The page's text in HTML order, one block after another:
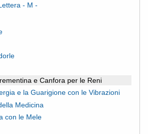
- M -
e Canfora per le Reni
e la Guarigione con le Vibrazioni
Medicina
con le Mele